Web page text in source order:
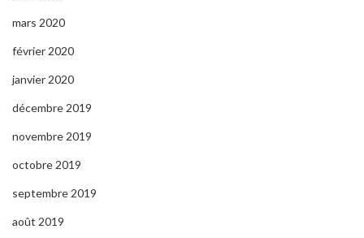
mars 2020
février 2020
janvier 2020
décembre 2019
novembre 2019
octobre 2019
septembre 2019
août 2019